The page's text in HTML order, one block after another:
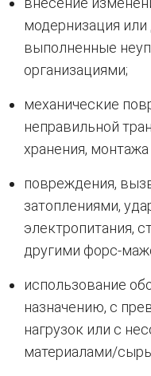
модернизация или
выполненные
организациями;
механические
неправильной
хранения,
повреждения,
затоплениями,
электропитания,
другими форс-
использование
назначению, с
нагрузок или с
материалами/